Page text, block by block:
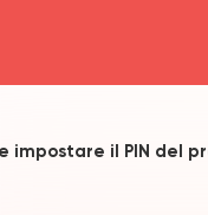
impostare il PIN del